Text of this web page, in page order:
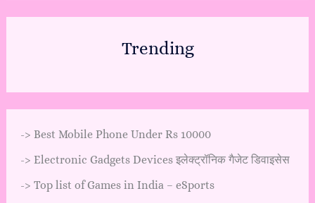
Trending
-> Best Mobile Phone Under Rs 10000
-> Electronic Gadgets Devices इलेक्ट्रॉनिक गैजेट डिवाइसेस
-> Top list of Games in India – eSports